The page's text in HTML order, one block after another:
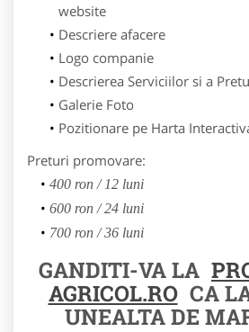
website
Descriere afacere
Logo companie
Descrierea Serviciilor si a
Galerie Foto
Pozitionare pe Harta
Preturi promovare:
400 ron / 12 luni
600 ron / 24 luni
700 ron / 36 luni
GANDITI-VA LA
AGRICOL.RO CA
UNEALTA DE